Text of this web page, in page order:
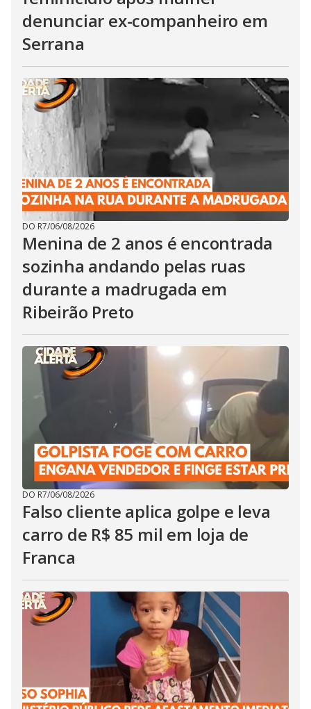
denunciar ex-companheiro em
Serrana
DO R7/06/08/2026
Menina de 2 anos é encontrada
sozinha andando pelas ruas
durante a madrugada em
Ribeirão Preto
DO R7/06/08/2026
Falso cliente aplica golpe e leva
carro de R$ 85 mil em loja de
Franca